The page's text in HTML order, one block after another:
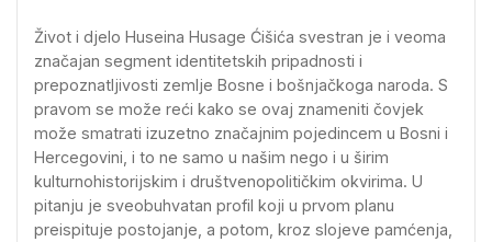
Život i djelo Huseina Husage Ćišića svestran je i veoma
značajan segment identitetskih pripadnosti i
prepoznatljivosti zemlje Bosne i bošnjačkoga naroda. S
pravom se može reći kako se ovaj znameniti čovjek
može smatrati izuzetno značajnim pojedincem u Bosni i
Hercegovini, i to ne samo u našim nego i u širim
kulturnohistorijskim i društvenopolitičkim okvirima. U
pitanju je sveobuhvatan profil koji u prvom planu
preispituje postojanje, a potom, kroz slojeve pamćenja,